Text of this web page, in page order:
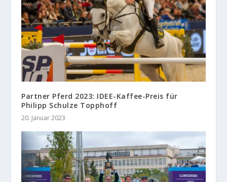
Partner Pferd 2023: IDEE-Kaffee-Preis für
Philipp Schulze Topphoff
20. Januar 2023